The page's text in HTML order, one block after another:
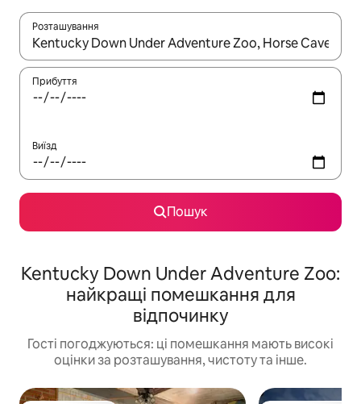
Розташування
Отримавши результати пошуку, використовуйте для
Прибуття
Виїзд
Пошук
Kentucky Down Under Adventure Zoo:
найкращі помешкання для
відпочинку
Гості погоджуються: ці помешкання мають високі
оцінки за розташування, чистоту та інше.